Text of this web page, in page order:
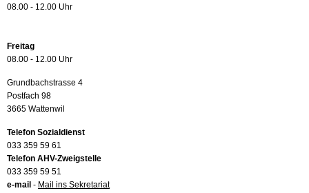
08.00 - 12.00 Uhr
Freitag
08.00 - 12.00 Uhr
Grundbachstrasse 4
Postfach 98
3665 Wattenwil
Telefon Sozialdienst
033 359 59 61
Telefon AHV-Zweigstelle
033 359 59 51
e-mail - Mail ins Sekretariat